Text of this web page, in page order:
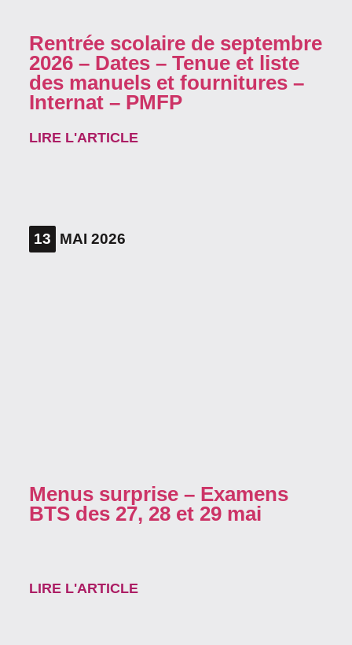
Rentrée scolaire de septembre
2026 – Dates – Tenue et liste
des manuels et fournitures –
Internat – PMFP
LIRE L'ARTICLE
13 MAI 2026
Menus surprise – Examens
BTS des 27, 28 et 29 mai
LIRE L'ARTICLE